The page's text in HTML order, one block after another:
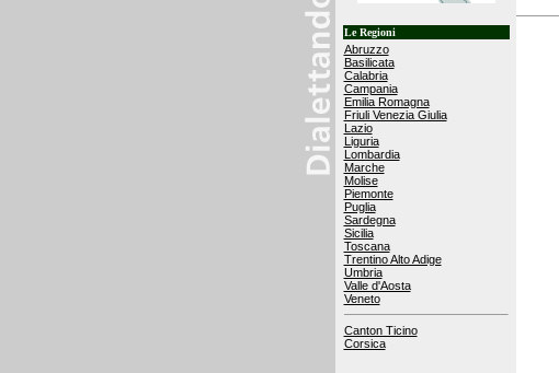
Le Regioni
Abruzzo
Basilicata
Calabria
Campania
Emilia Romagna
Friuli Venezia Giulia
Lazio
Liguria
Lombardia
Marche
Molise
Piemonte
Puglia
Sardegna
Sicilia
Toscana
Trentino Alto Adige
Umbria
Valle d'Aosta
Veneto
Canton Ticino
Corsica